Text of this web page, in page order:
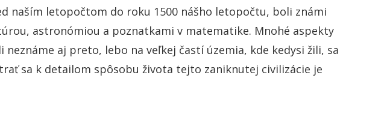
naším letopočtom do roku 1500 nášho letopočtu, boli známi
astronómiou a poznatkami v matematike. Mnohé aspekty
aj preto, lebo na veľkej častí územia, kde kedysi žili, sa
sa k detailom spôsobu života tejto zaniknutej civilizácie je